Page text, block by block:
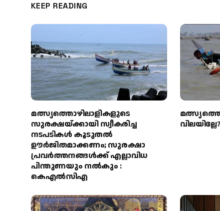
KEEP READING
മത്സ്യത്തൊഴിലാളികളുടെ
സുരക്ഷയ്ക്കായി സ്വീകരിച്ച
നടപടികൾ കൂടുതൽ
ഊർജിതമാക്കണം; സുരക്ഷാ
പ്രവർത്തനങ്ങൾക്ക് എല്ലാവിധ
പിന്തുണയും നൽകും :
കെഎൽസിഎ